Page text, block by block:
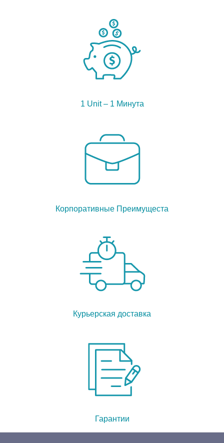
1 Unit – 1 Минута
Корпоративные Преимущеста
Курьерская доставка
Гарантии